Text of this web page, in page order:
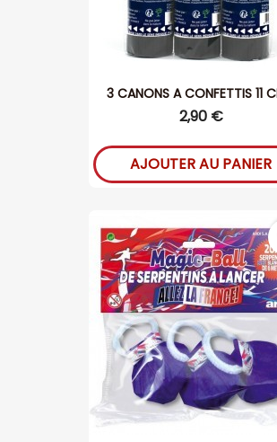
3 CANONS A CONFETTIS 11
2,90 €
AJOUTER AU PANIER